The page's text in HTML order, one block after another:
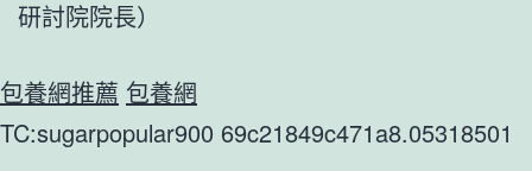
研討院院長）
包養網推薦 包養網
TC:sugarpopular900 69c21849c471a8.05318501